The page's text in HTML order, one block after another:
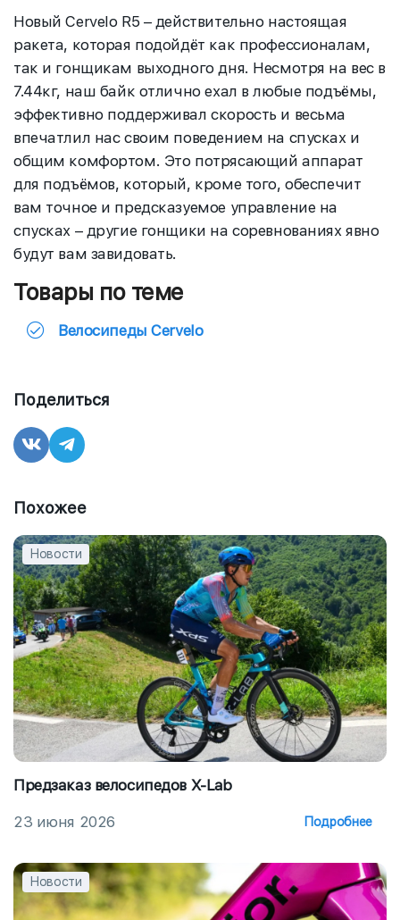
Новый Cervelo R5 – действительно настоящая
ракета, которая подойдёт как профессионалам,
так и гонщикам выходного дня. Несмотря на вес в
7.44кг, наш байк отлично ехал в любые подъёмы,
эффективно поддерживал скорость и весьма
впечатлил нас своим поведением на спусках и
общим комфортом. Это потрясающий аппарат
для подъёмов, который, кроме того, обеспечит
вам точное и предсказуемое управление на
спусках – другие гонщики на соревнованиях явно
будут вам завидовать.
Товары по теме
Велосипеды Cervelo
Поделиться
Похожее
Новости
Предзаказ велосипедов X-Lab
23 июня 2026 Подробнее
Новости